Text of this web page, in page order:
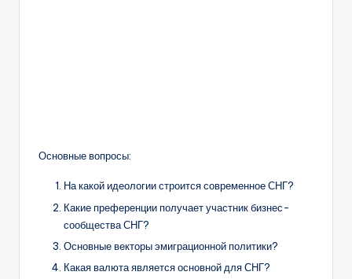
Основные вопросы:
На какой идеологии строится современное СНГ?
Какие преференции получает участник бизнес-
сообщества СНГ?
Основные векторы эмиграционной политики?
Какая валюта является основной для СНГ?